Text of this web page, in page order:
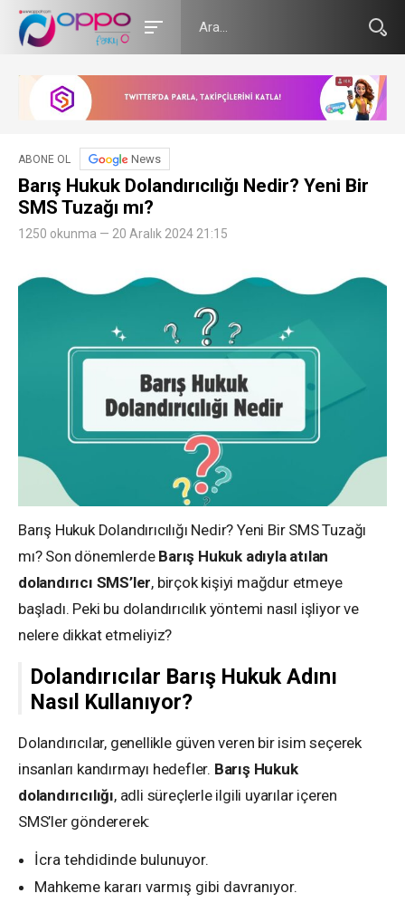
ABONE OL News
Barış Hukuk Dolandırıcılığı Nedir? Yeni Bir
SMS Tuzağı mı?
1250 okunma — 20 Aralık 2024 21:15
Barış Hukuk Dolandırıcılığı Nedir? Yeni Bir SMS Tuzağı
mı? Son dönemlerde Barış Hukuk adıyla atılan
dolandırıcı SMS’ler, birçok kişiyi mağdur etmeye
başladı. Peki bu dolandırıcılık yöntemi nasıl işliyor ve
nelere dikkat etmeliyiz?
Dolandırıcılar Barış Hukuk Adını
Nasıl Kullanıyor?
Dolandırıcılar, genellikle güven veren bir isim seçerek
insanları kandırmayı hedefler. Barış Hukuk
dolandırıcılığı, adli süreçlerle ilgili uyarılar içeren
SMS’ler göndererek:
İcra tehdidinde bulunuyor.
Mahkeme kararı varmış gibi davranıyor.